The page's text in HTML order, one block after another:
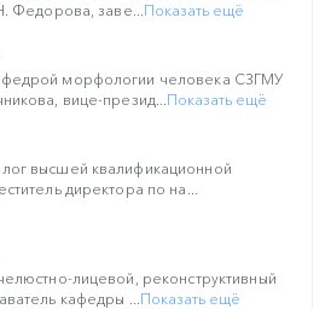
Федорова, заве...Показать ещё
морфологии человека СЗГМУ
вице-презид...Показать ещё
высшей квалификационной
директора по на...
лицевой, реконструктивный
кафедры ...Показать ещё